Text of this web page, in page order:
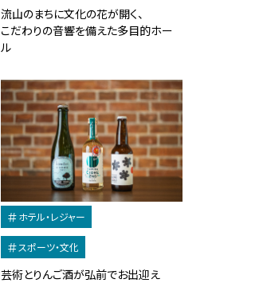
流山のまちに文化の花が開く、
こだわりの音響を備えた多目的ホー
ル
ホテル・レジャー
スポーツ・文化
芸術とりんご酒が弘前でお出迎え